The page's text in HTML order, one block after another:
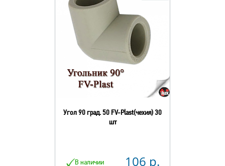
Угол 90 град. 50 FV-Plast(чехия) 30
шт
В наличии 106 р.